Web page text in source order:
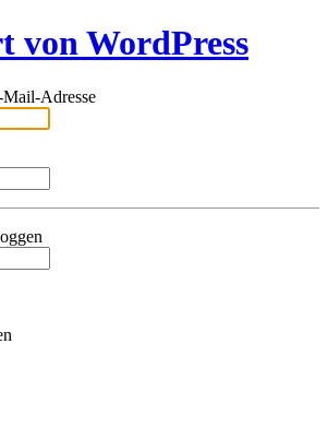
von WordPress
Mail-Adresse